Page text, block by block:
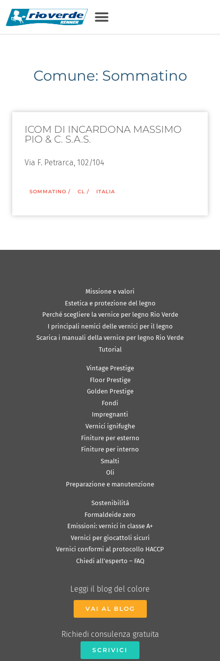
Comune: Sommatino
ICOM DI INCARDONA MASSIMO
PIO & C. S.A.S.
Via F. Petrarca, 102/104
SOMMATINO / CL / ITALIA
Missione e valori
Estetica e protezione del legno
Perché scegliere la vernice per legno Rio Verde
I principali nemici delle vernici per il legno
Scarica i manuali della vernice per legno Rio Verde
Tutorial
Vintage Prestige
Floor Prestige
Golden Prestige
Fondi
Impregnanti
Vernici ignifughe
Finiture per esterno
Finiture per interno
Smalti
Oli
Preparazione e manutenzione
Sostenibilità
Formaldeide zero
Emissioni: vernici in classe A+
Vernici per giocattoli sicuri
Vernici conformi al protocollo HACCP
Chiedi all’esperto – FAQ
Leggi il blog del colore
VAI AL BLOG
Richiedi consulenza gratuita
SCRIVICI